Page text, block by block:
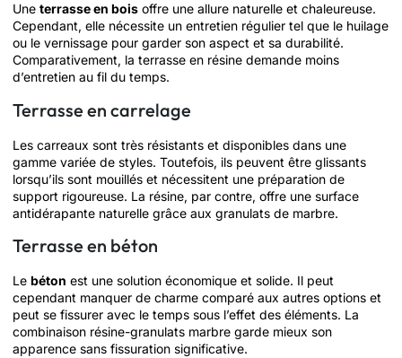
Une terrasse en bois offre une allure naturelle et chaleureuse.
Cependant, elle nécessite un entretien régulier tel que le huilage
ou le vernissage pour garder son aspect et sa durabilité.
Comparativement, la terrasse en résine demande moins
d’entretien au fil du temps.
Terrasse en carrelage
Les carreaux sont très résistants et disponibles dans une
gamme variée de styles. Toutefois, ils peuvent être glissants
lorsqu’ils sont mouillés et nécessitent une préparation de
support rigoureuse. La résine, par contre, offre une surface
antidérapante naturelle grâce aux granulats de marbre.
Terrasse en béton
Le béton est une solution économique et solide. Il peut
cependant manquer de charme comparé aux autres options et
peut se fissurer avec le temps sous l’effet des éléments. La
combinaison résine-granulats marbre garde mieux son
apparence sans fissuration significative.